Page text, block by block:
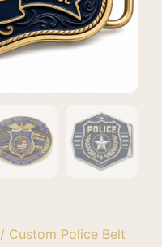
/ Custom Police Belt